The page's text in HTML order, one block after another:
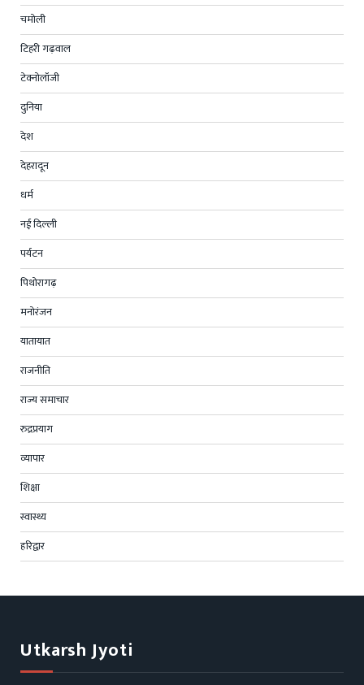
चमोली
टिहरी गढ़वाल
टेक्नोलॉजी
दुनिया
देश
देहरादून
धर्म
नई दिल्ली
पर्यटन
पिथोरागढ़
मनोरंजन
यातायात
राजनीति
राज्य समाचार
रुद्रप्रयाग
व्यापार
शिक्षा
स्वास्थ्य
हरिद्वार
Utkarsh Jyoti